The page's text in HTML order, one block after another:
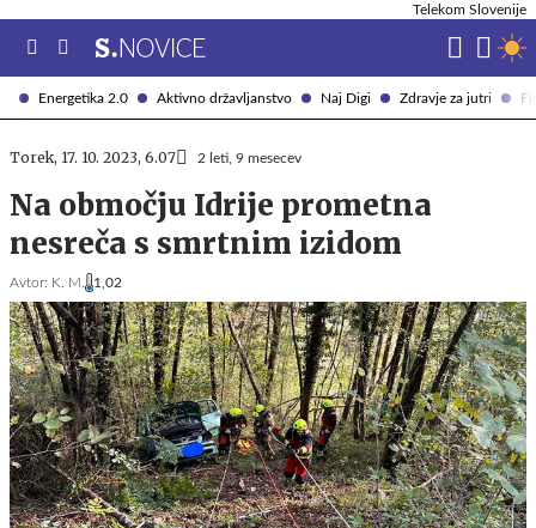
Energetika 2.0 Aktivno državljanstvo Naj Digi Zdravje za jutri
Telekom Slovenije
Torek, 17. 10. 2023, 6.07 2 leti, 9 mesecev
Na območju Idrije prometna
nesreča s smrtnim izidom
Avtor: K. M. 1,02